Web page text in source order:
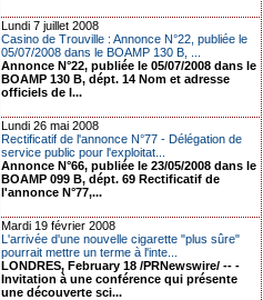
Lundi 7 juillet 2008
Casino de Trouville : Annonce N°22, publiée le
05/07/2008 dans le BOAMP 130 B, ...
Annonce N°22, publiée le 05/07/2008 dans le
BOAMP 130 B, dépt. 14 Nom et adresse
officiels de l...
Lundi 26 mai 2008
Rectificatif de l'annonce N°77 - Délégation de
service public pour l'exploitat...
Annonce N°66, publiée le 23/05/2008 dans le
BOAMP 099 B, dépt. 69 Rectificatif de
l'annonce N°77,...
Mardi 19 février 2008
L'arrivée d'une nouvelle cigarette "plus sûre"
pourrait mettre un terme à l'inte...
LONDRES, February 18 /PRNewswire/ -- -
Invitation à une conférence qui présente
une découverte sci...